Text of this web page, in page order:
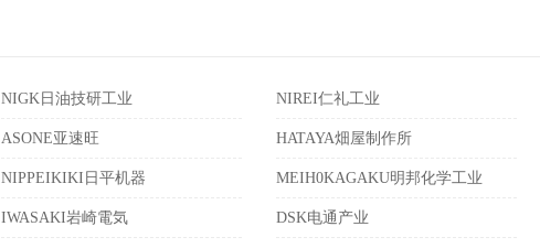
NIGK日油技研工业 NIREI仁礼工业
ASONE亚速旺 HATAYA畑屋制作所
NIPPEIKIKI日平机器 MEIH0KAGAKU明邦化学工业
IWASAKI岩崎電気 DSK电通产业